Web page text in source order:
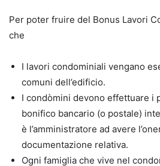
Per poter fruire del Bonus Lavori
che
I lavori condominiali vengano
comuni dell’edificio.
I condòmini devono effettuare i
bonifico bancario (o postale)
è l’amministratore ad avere
documentazione relativa.
Ogni famiglia che vive nel